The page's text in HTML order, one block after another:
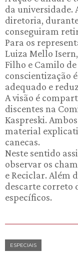
da universidade.
diretoria, durante
conseguiram
Para os
Luiza Mello
Filho e Camilo
conscientização
adequado e
A visão é
discentes na
Kaspreski.
material
canecas.
Neste sentido
observar os
e Reciclar. Além
descarte correto
específicos.
ESPECIAIS